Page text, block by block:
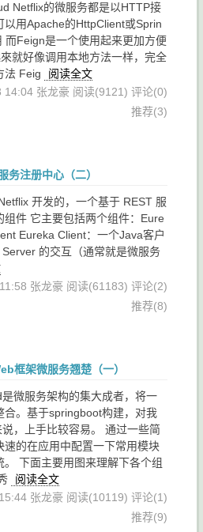
Netflix的微服务都是以HTTP接
以用Apache的HttpClient或Sprin
而Feign是一个使用起来更加方便
就好像调用本地方法一样，完全
法 Feig
阅读全文
14:04 张龙豪 阅读(9121) 评论(0)
推荐(3)
注册中心（二）
开发的，一个基于 REST 服
件 它主要包括两个组件：Eure
Eureka Client：一个Java客户
的交互（通常就是微服务
张龙豪 阅读(61183) 评论(2)
推荐(8)
框架微服务翘楚（一）
微服务架构的集大成者，将一
合。基于springboot构建，对我
，上手比较容易。 通过一些简
的在应用中配置一下常用模块
下面主要用图来理解下各个组
阅读全文
张龙豪 阅读(10119) 评论(1)
推荐(9)